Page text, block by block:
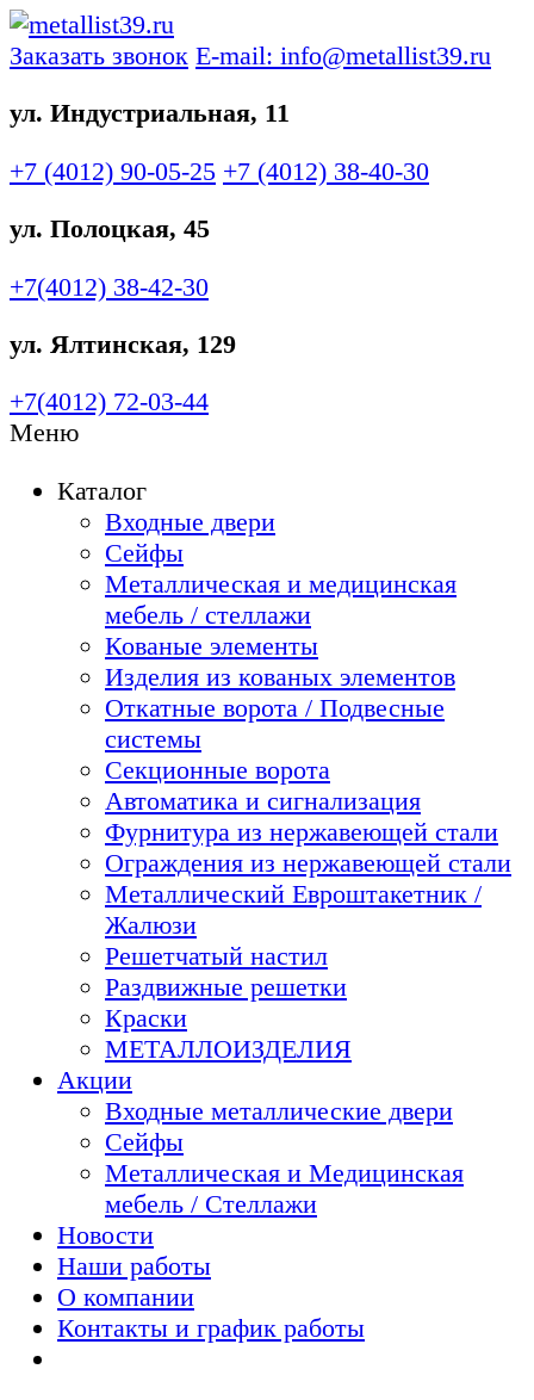
Заказать звонок E-mail: info@metallist39.ru
ул. Индустриальная, 11
+7 (4012) 90-05-25 +7 (4012) 38-40-30
ул. Полоцкая, 45
+7(4012) 38-42-30
ул. Ялтинская, 129
+7(4012) 72-03-44
Меню
Каталог
Входные двери
Сейфы
Металлическая и медицинская
мебель / стеллажи
Кованые элементы
Изделия из кованых элементов
Откатные ворота / Подвесные
системы
Секционные ворота
Автоматика и сигнализация
Фурнитура из нержавеющей стали
Ограждения из нержавеющей стали
Металлический Евроштакетник /
Жалюзи
Решетчатый настил
Раздвижные решетки
Краски
МЕТАЛЛОИЗДЕЛИЯ
Акции
Входные металлические двери
Сейфы
Металлическая и Медицинская
мебель / Стеллажи
Новости
Наши работы
О компании
Контакты и график работы